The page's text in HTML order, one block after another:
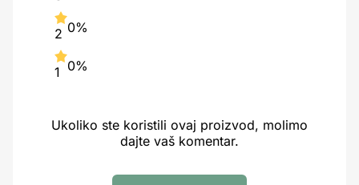
2 0%
1 0%
Ukoliko ste koristili ovaj proizvod, molimo
dajte vaš komentar.